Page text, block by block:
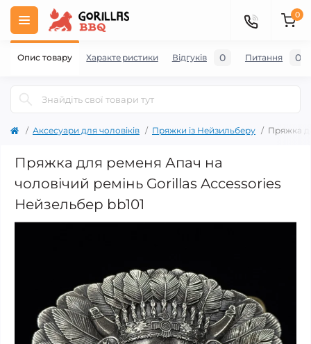
0
Аксесуари для чоловіків Пряжки із Нейзильберу Пряжка
Пряжка для ременя Апач на
чоловічий ремінь Gorillas Accessories
Нейзельбер bb101
Опис товару Характеристики Відгуків 0 Питання 0